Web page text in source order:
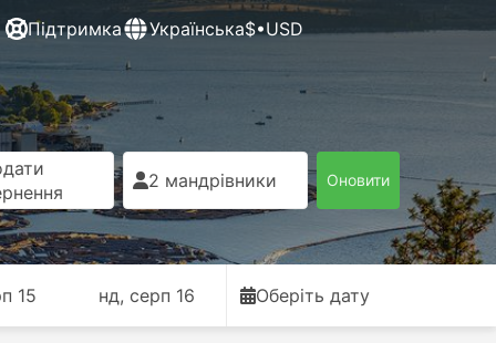
Підтримка Українська$•USD
2 мандрівники Оновити
15 нд, серп 16 Оберіть дату